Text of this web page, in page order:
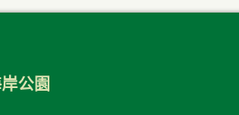
公園